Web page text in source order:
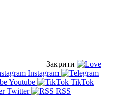
Закрити
Instagram
Youtube
TikTok
Twitter RSS